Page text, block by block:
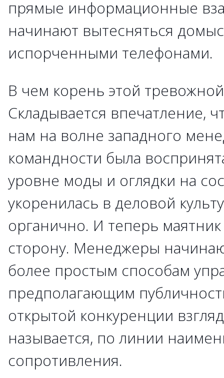
прямые информационные
начинают вытесняться
испорченными телефонами.
В чем корень этой
Складывается впечатление,
нам на волне западного
командности была
уровне моды и оглядки на
укоренилась в деловой
органично. И теперь
сторону. Менеджеры
более простым способам
предполагающим
открытой конкуренции
называется, по линии
сопротивления.